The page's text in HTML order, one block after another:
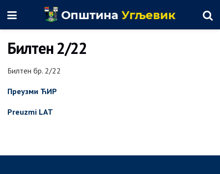
Билтен 2/22
Билтен бр. 2/22
Преузми ЋИР
Preuzmi LAT